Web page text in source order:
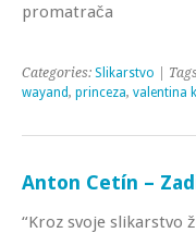
promatrača
Categories: Slikarstvo |
wayand, princeza, valentina
Anton Cetín –
“Kroz svoje slikarstvo